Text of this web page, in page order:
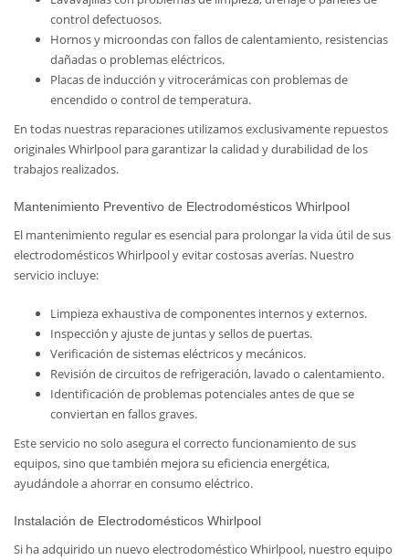
control defectuosos.
Hornos y microondas con fallos de calentamiento, resistencias
dañadas o problemas eléctricos.
Placas de inducción y vitrocerámicas con problemas de
encendido o control de temperatura.
En todas nuestras reparaciones utilizamos exclusivamente repuestos
originales Whirlpool para garantizar la calidad y durabilidad de los
trabajos realizados.
Mantenimiento Preventivo de Electrodomésticos Whirlpool
El mantenimiento regular es esencial para prolongar la vida útil de sus
electrodomésticos Whirlpool y evitar costosas averías. Nuestro
servicio incluye:
Limpieza exhaustiva de componentes internos y externos.
Inspección y ajuste de juntas y sellos de puertas.
Verificación de sistemas eléctricos y mecánicos.
Revisión de circuitos de refrigeración, lavado o calentamiento.
Identificación de problemas potenciales antes de que se
conviertan en fallos graves.
Este servicio no solo asegura el correcto funcionamiento de sus
equipos, sino que también mejora su eficiencia energética,
ayudándole a ahorrar en consumo eléctrico.
Instalación de Electrodomésticos Whirlpool
Si ha adquirido un nuevo electrodoméstico Whirlpool, nuestro equipo